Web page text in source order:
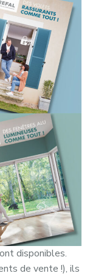
disponibles.
de vente !), ils